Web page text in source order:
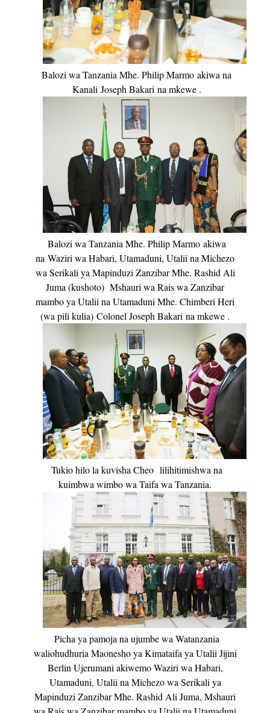
Balozi wa Tanzania Mhe. Philip Marmo akiwa na
Kanali Joseph Bakarina mkewe .
Balozi wa Tanzania Mhe. Philip Marmoakiwa
na Waziri wa Habari, Utamaduni, Utalii na Michezo
wa Serikali ya Mapinduzi Zanzibar Mhe. Rashid Ali
Juma (kushoto) Mshauri wa Rais wa Zanzibar
mambo ya Utalii na Utamaduni Mhe. Chimberi Heri
(wa pili kulia) Colonel Joseph Bakari na mkewe .
Tukio hilo la kuvisha Cheo lilihitimishwa na
kuimbwa wimbo wa Taifa wa Tanzania.
Picha ya pamoja na ujumbe wa Watanzania
waliohudhuria Maonesho ya Kimataifa ya Utalii Jijini
Berlin Ujerumani akiwemo Waziri wa Habari,
Utamaduni, Utalii na Michezo wa Serikali ya
Mapinduzi Zanzibar Mhe. Rashid Ali Juma, Mshauri